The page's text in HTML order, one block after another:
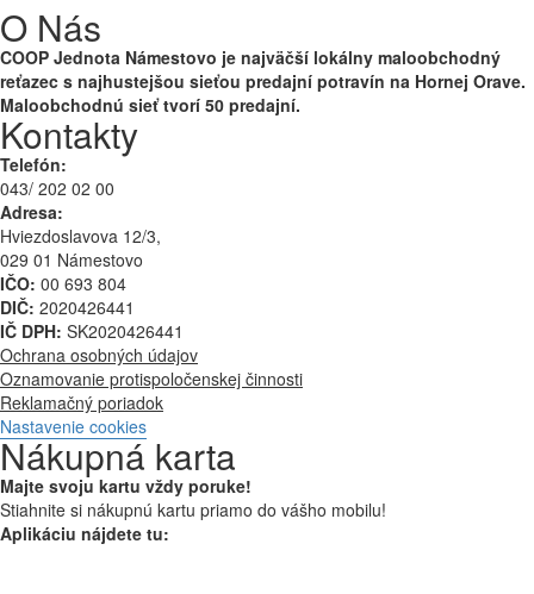
O Nás
COOP Jednota Námestovo je najväčší lokálny maloobchodný
reťazec s najhustejšou sieťou predajní potravín na Hornej Orave.
Maloobchodnú sieť tvorí 50 predajní.
Kontakty
Telefón:
043/ 202 02 00
Adresa:
Hviezdoslavova 12/3,
029 01 Námestovo
IČO: 00 693 804
DIČ: 2020426441
IČ DPH: SK2020426441
Ochrana osobných údajov
Oznamovanie protispoločenskej činnosti
Reklamačný poriadok
Nastavenie cookies
Nákupná karta
Majte svoju kartu vždy poruke!
Stiahnite si nákupnú kartu priamo do vášho mobilu!
Aplikáciu nájdete tu: